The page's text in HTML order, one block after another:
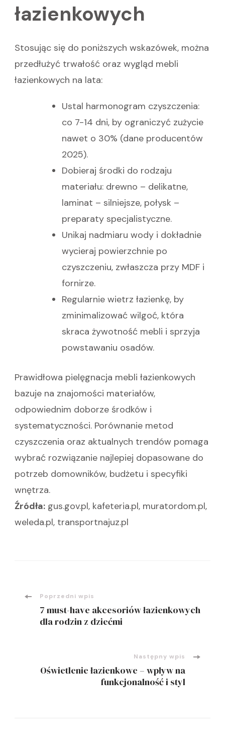
łazienkowych
Stosując się do poniższych wskazówek, można
przedłużyć trwałość oraz wygląd mebli
łazienkowych na lata:
Ustal harmonogram czyszczenia:
co 7-14 dni, by ograniczyć zużycie
nawet o 30% (dane producentów
2025).
Dobieraj środki do rodzaju
materiału: drewno – delikatne,
laminat – silniejsze, połysk –
preparaty specjalistyczne.
Unikaj nadmiaru wody i dokładnie
wycieraj powierzchnie po
czyszczeniu, zwłaszcza przy MDF i
fornirze.
Regularnie wietrz łazienkę, by
zminimalizować wilgoć, która
skraca żywotność mebli i sprzyja
powstawaniu osadów.
Prawidłowa pielęgnacja mebli łazienkowych
bazuje na znajomości materiałów,
odpowiednim doborze środków i
systematyczności. Porównanie metod
czyszczenia oraz aktualnych trendów pomaga
wybrać rozwiązanie najlepiej dopasowane do
potrzeb domowników, budżetu i specyfiki
wnętrza.
Źródła: gus.gov.pl, kafeteria.pl, muratordom.pl,
weleda.pl, transportnajuz.pl
Nawigacja
wpisu
Poprzedni wpis
7 must-have akcesoriów łazienkowych
dla rodzin z dziećmi
Następny wpis
Oświetlenie łazienkowe – wpływ na
funkcjonalność i styl